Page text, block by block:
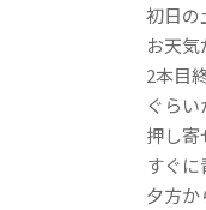
初日の
お天気
2本目
ぐら
押し寄
すぐ
夕方か